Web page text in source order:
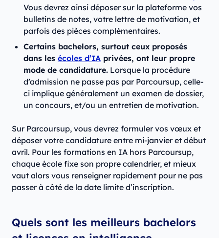
Vous devrez ainsi déposer sur la plateforme vos
bulletins de notes, votre lettre de motivation, et
parfois des pièces complémentaires.
Certains bachelors, surtout ceux proposés
dans les écoles d’IA privées, ont leur propre
mode de candidature. Lorsque la procédure
d’admission ne passe pas par Parcoursup, celle-
ci implique généralement un examen de dossier,
un concours, et/ou un entretien de motivation.
Sur Parcoursup, vous devrez formuler vos vœux et
déposer votre candidature entre mi-janvier et début
avril. Pour les formations en IA hors Parcoursup,
chaque école fixe son propre calendrier, et mieux
vaut alors vous renseigner rapidement pour ne pas
passer à côté de la date limite d’inscription.
Quels sont les meilleurs bachelors